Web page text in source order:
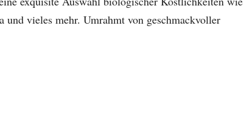
und vieles mehr. Umrahmt von geschmackvoller